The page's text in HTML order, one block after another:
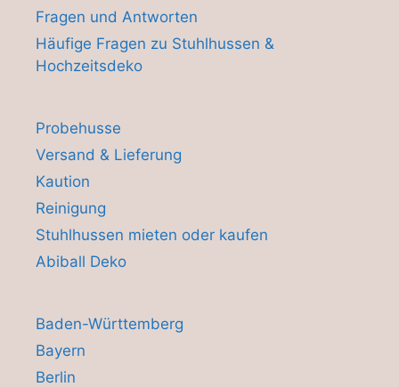
Fragen und Antworten
Häufige Fragen zu Stuhlhussen &
Hochzeitsdeko
Probehusse
Versand & Lieferung
Kaution
Reinigung
Stuhlhussen mieten oder kaufen
Abiball Deko
Baden-Württemberg
Bayern
Berlin